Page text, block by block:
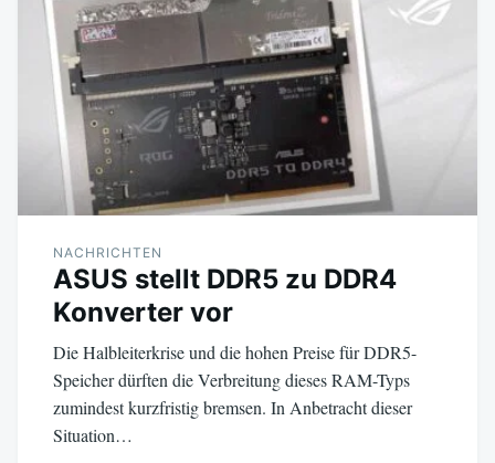
NACHRICHTEN
ASUS stellt DDR5 zu DDR4
Konverter vor
Die Halbleiterkrise und die hohen Preise für DDR5-
Speicher dürften die Verbreitung dieses RAM-Typs
zumindest kurzfristig bremsen. In Anbetracht dieser
Situation…